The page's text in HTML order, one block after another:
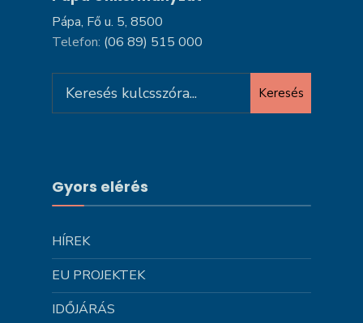
Pápa, Fő u. 5, 8500
Telefon: (06 89) 515 000
for:
Keresés
Gyors elérés
HÍREK
EU PROJEKTEK
IDŐJÁRÁS